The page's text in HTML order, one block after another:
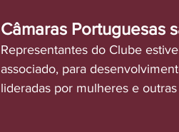
Câmaras Portuguesas
Representantes do Clube
associado, para
lideradas por mulheres e outras